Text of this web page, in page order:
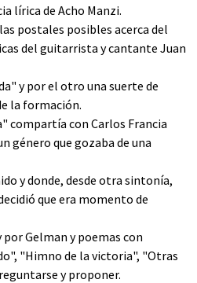
lírica de Acho Manzi.
postales posibles acerca del
del guitarrista y cantante Juan
y por el otro una suerte de
la formación.
compartía con Carlos Francia
género que gozaba de una
y donde, desde otra sintonía,
que era momento de
Gelman y poemas con
"Himno de la victoria", "Otras
y proponer.